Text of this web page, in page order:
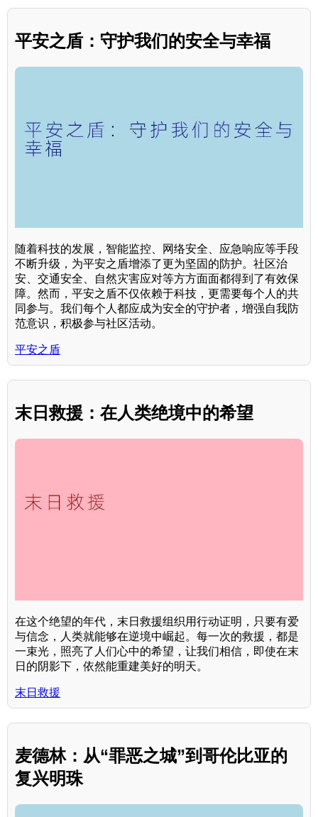
平安之盾：守护我们的安全与幸福
随着科技的发展，智能监控、网络安全、应急响应等手段
不断升级，为平安之盾增添了更为坚固的防护。社区治
安、交通安全、自然灾害应对等方方面面都得到了有效保
障。然而，平安之盾不仅依赖于科技，更需要每个人的共
同参与。我们每个人都应成为安全的守护者，增强自我防
范意识，积极参与社区活动。
平安之盾
末日救援：在人类绝境中的希望
在这个绝望的年代，末日救援组织用行动证明，只要有爱
与信念，人类就能够在逆境中崛起。每一次的救援，都是
一束光，照亮了人们心中的希望，让我们相信，即使在末
日的阴影下，依然能重建美好的明天。
末日救援
麦德林：从“罪恶之城”到哥伦比亚的
复兴明珠